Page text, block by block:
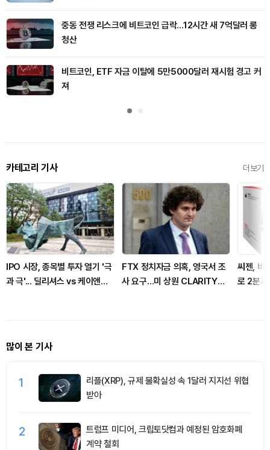
중동 전쟁 리스크에 비트코인 급락…12시간 새 7억달러 롱
청산
비트코인, ETF 자금 이탈에 5만5000달러 재시험 경고 커
져
카테고리 기사 더보기
IPO 시장, 종목별 투자 열기 '극
과 극'... 딜리셔스 vs 케이앤에
FTX 정치자금 의혹, 영국서 조
사 요구…미 상원 CLARITY
씨젠, 비
로 2분기
많이 본 기사
1
리플(XRP), 규제 불확실성 속 1달러 지지선 위협
받아
2
트럼프 미디어, 크립토닷컴과 예정된 암호화폐
계약 철회